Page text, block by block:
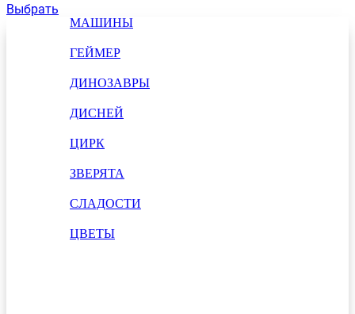
МАШИНЫ
ГЕЙМЕР
ДИНОЗАВРЫ
ДИСНЕЙ
ЦИРК
ЗВЕРЯТА
СЛАДОСТИ
ЦВЕТЫ
Выбрать